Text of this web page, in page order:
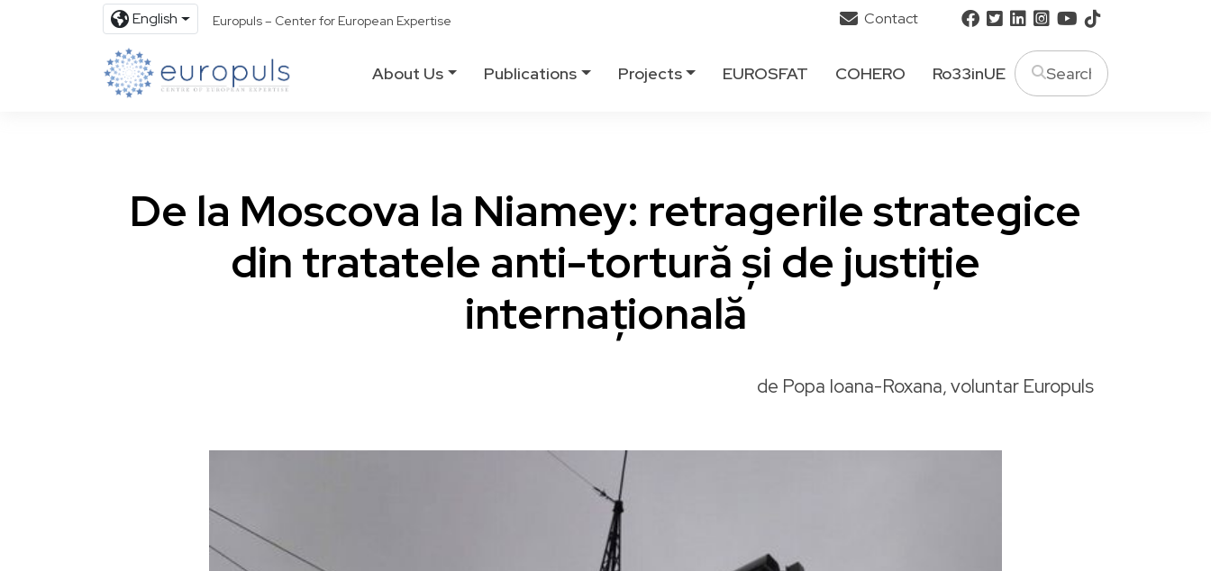
English Europuls – Center for European Expertise Contact
About Us Publications Projects EUROSFAT COHERO Ro33inUE
De la Moscova la Niamey: retragerile strategice
din tratatele anti-tortură și de justiție
internațională
de Popa Ioana-Roxana, voluntar Europuls